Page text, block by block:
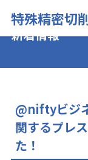
特殊精密切
新着情報
@niftyビジ
関するプレ
た！